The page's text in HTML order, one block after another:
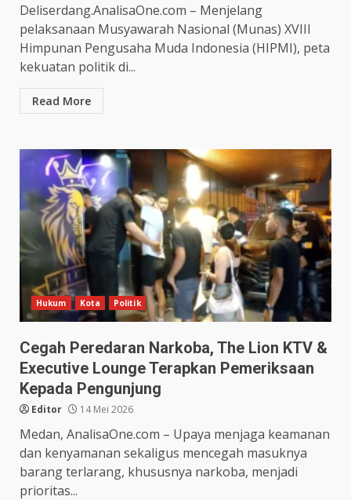
Deliserdang.AnalisaOne.com – Menjelang
pelaksanaan Musyawarah Nasional (Munas) XVIII
Himpunan Pengusaha Muda Indonesia (HIPMI), peta
kekuatan politik di...
Read More
Hukum Kota Politik
Cegah Peredaran Narkoba, The Lion KTV &
Executive Lounge Terapkan Pemeriksaan
Kepada Pengunjung
Editor 14 Mei 2026
Medan, AnalisaOne.com – Upaya menjaga keamanan
dan kenyamanan sekaligus mencegah masuknya
barang terlarang, khususnya narkoba, menjadi
prioritas...